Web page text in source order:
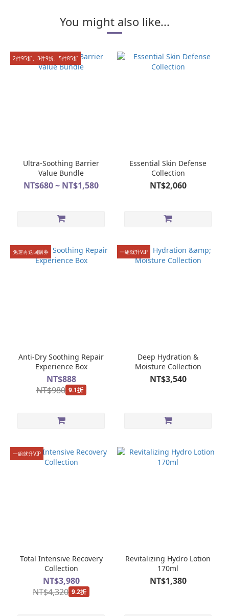
You might also like...
2件95折、3件9折、5件85折
Ultra-Soothing Barrier
Value Bundle
NT$680 ~ NT$1,580
Essential Skin Defense
Collection
NT$2,060
免運再送回購券
Anti-Dry Soothing Repair
Experience Box
NT$888
NT$980 9.1折
一組就升VIP
Deep Hydration &
Moisture Collection
NT$3,540
一組就升VIP
Total Intensive Recovery
Collection
NT$3,980
NT$4,320 9.2折
Revitalizing Hydro Lotion
170ml
NT$1,380